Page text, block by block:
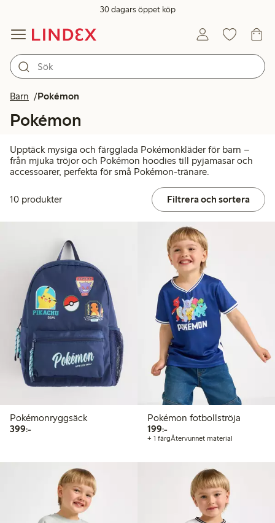
30 dagars öppet köp
Barn Pokémon
Pokémon
Upptäck mysiga och färgglada Pokémonkläder för barn –
från mjuka tröjor och Pokémon hoodies till pyjamasar och
accessoarer, perfekta för små Pokémon-tränare.
10 produkter Filtrera och sortera
Pokémonryggsäck
399:-399,00 kr
Pokémon fotbollströja
199:-199,00 kr
+ 1 färgÅtervunnet material